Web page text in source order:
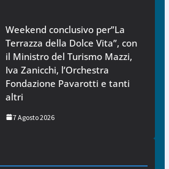
Weekend conclusivo per”La
Terrazza della Dolce Vita”, con
il Ministro del Turismo Mazzi,
Iva Zanicchi, l’Orchestra
Fondazione Pavarotti e tanti
altri
7 Agosto 2026